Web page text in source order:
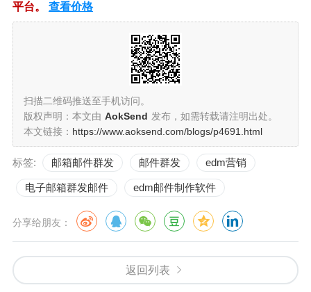
平台。 查看价格
扫描二维码推送至手机访问。
版权声明：本文由 AokSend 发布，如需转载请注明出处。
本文链接： https://www.aoksend.com/blogs/p4691.html
标签: 邮箱邮件群发 邮件群发 edm营销
电子邮箱群发邮件 edm邮件制作软件
分享给朋友：
返回列表